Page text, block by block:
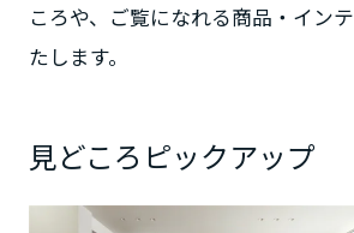
ころや、ご覧になれる商品・イン
たします。
見どころピックアップ
静岡県
三重県